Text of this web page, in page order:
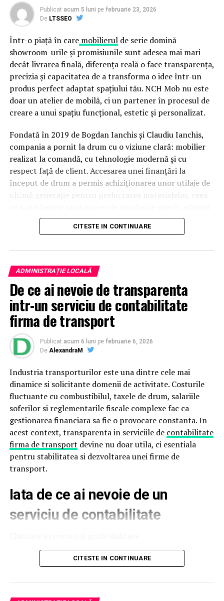
Publicat acum 5 luni pe februarie 23, 2026
De LTSSEO
Într-o piață în caremobilierulde serie domină
showroom-urile și promisiunile sunt adesea mai mari
decât livrarea finală, diferența reală o face transparența,
precizia și capacitatea de a transforma o idee într-un
produs perfect adaptat spațiului tău. NCH Mob nu este
doar un atelier de mobilă, ci un partener în procesul de
creare a unui spațiu funcțional, estetic și personalizat.
Fondată în 2019 de Bogdan Ianchis și Claudiu Ianchis,
compania a pornit la drum cu o viziune clară: mobilier
realizat la comandă, cu tehnologie modernă și cu
respect față de client. Accesarea unei finanțări la
început de drum a permis achiziționarea unor utilaje de
ultimă generație pentru prelucrarea materialelor, ceea
și profesionist.
Mobilier la comandă cu schiță
3D – vezi rezultatul înainte de
execuție
Unul dintre cele mai importante avantaje oferite de
NCH Mob este realizarea unei schițe 3D pentru fiecare
proiect de mobilier la comandă. Această etapă este
esențială pentru că îți permite să vezi exact cum va
arăta mobila înainte de a intra în producție.
Prin randarea 3D poți analiza:
numărul și forma fronturilor
structura internă a corpurilor
proporțiile în raport cu spațiul disponibil
integrarea electrocasnicelor
Această abordare reduce riscul de neînțelegeri și elimină
surprizele neplăcute. Clientul are control total asupra
designului și poate solicita modificări până când
Mobilierul personalizat devine astfel un proces
colaborativ, în care funcționalitatea și estetica sunt
CITESTE IN CONTINUARE
ADMINISTRAȚIE LOCALĂ
De ce ai nevoie de transparenta
intr-un serviciu de contabilitate
firma de transport
Publicat acum 6 luni pe februarie 6, 2026
De AlexandraM
Industria transporturilor este una dintre cele mai
dinamice si solicitante domenii de activitate. Costurile
fluctuante cu combustibilul, taxele de drum, salariile
soferilor si reglementarile fiscale complexe fac ca
gestionarea financiara sa fie o provocare constanta. In
acest context, transparenta in serviciile de contabilitate
firma de transport devine nu doar utila, ci esentiala
pentru stabilitatea si dezvoltarea unei firme de
transport.
Iata de ce ai nevoie de un
serviciu de contabilitate
O firma de transport opereaza cu marje de profit
sensibile, iar deciziile gresite pot afecta rapid rezultatele
financiare. Un serviciu de contabilitate transparent
CITESTE IN CONTINUARE